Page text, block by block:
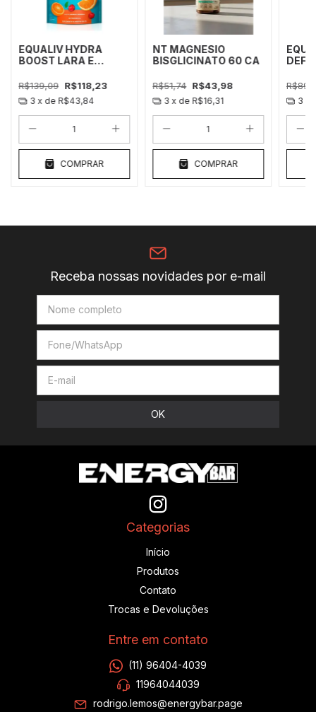
EQUALIV HYDRA
BOOST LARA E
R$139,09 R$118,23
3 x de R$43,84
COMPRAR
NT MAGNESIO
BISGLICINATO 60 CA
R$51,74 R$43,98
3 x de R$16,31
COMPRAR
3
Receba nossas novidades por e-mail
Categorias
Início
Produtos
Contato
Trocas e Devoluções
Entre em contato
(11) 96404-4039
11964044039
rodrigo.lemos@energybar.page